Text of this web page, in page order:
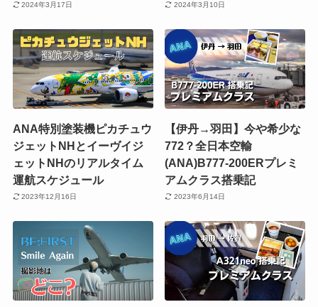
2024年3月17日 2024年3月10日
ANA特別塗装機ピカチュウ
ジェットNHとイーヴイジ
ェットNHのリアルタイム
運航スケジュール
2023年12月16日
【伊丹→羽田】今や希少な
772？全日本空輸
(ANA)B777-200ERプレミ
アムクラス搭乗記
2023年6月14日